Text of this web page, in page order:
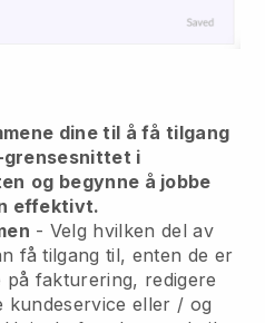
dine til å få tilgang
i
og begynne å jobbe
effektivt.
- Velg hvilken del av
få tilgang til, enten de er
fakturering, redigere
kundeservice eller / og